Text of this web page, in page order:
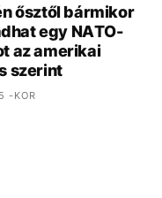
ősztől bármikor
egy NATO-
az amerikai
szerint
-KOR